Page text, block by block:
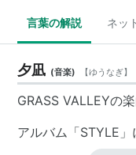
言葉の解説 ネッ
夕凪 (音楽) 【ゆうなぎ】
GRASS VALLEYの
アルバム「STYLE